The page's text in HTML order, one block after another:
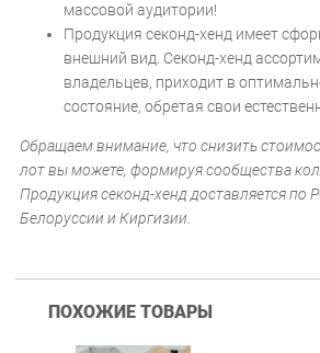
массовой аудитории!
Продукция секонд-хенд имеет
внешний вид. Секонд-хенд
владельцев, приходит в
состояние, обретая свои
Обращаем внимание, что снизить
лот вы можете, формируя сообщества
Продукция секонд-хенд доставляется по
Белоруссии и Киргизии.
ПОХОЖИЕ ТОВАРЫ